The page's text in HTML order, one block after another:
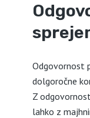
Odgovornost
dolgoročne
Z
lahko z